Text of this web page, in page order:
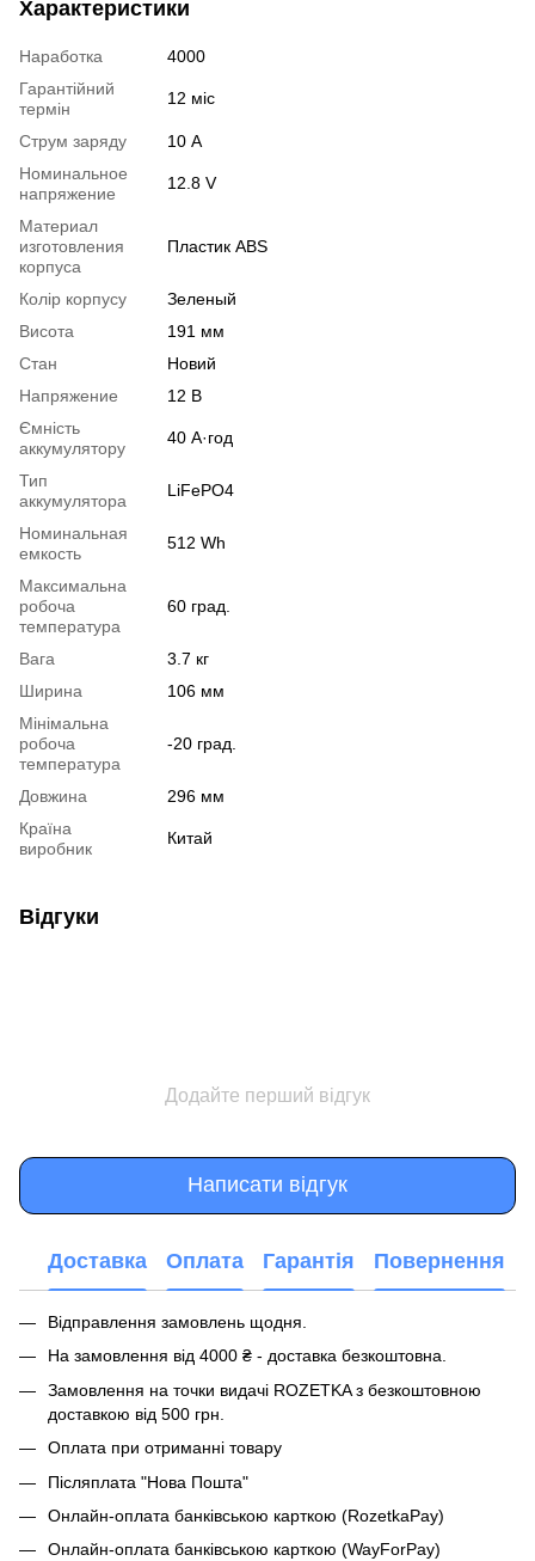
Характеристики
Наработка
4000
Гарантійний
термін
12 міс
Струм заряду
10 А
Номинальное
напряжение
12.8 V
Материал
изготовления
корпуса
Пластик ABS
Колір корпусу
Зеленый
Висота
191 мм
Стан
Новий
Напряжение
12 В
Ємність
аккумулятору
40 А·год
Тип
аккумулятора
LiFePO4
Номинальная
емкость
512 Wh
Максимальна
робоча
температура
60 град.
Вага
3.7 кг
Ширина
106 мм
Мінімальна
робоча
температура
-20 град.
Довжина
296 мм
Країна
виробник
Китай
Відгуки
Додайте перший відгук
Написати відгук
Доставка Оплата Гарантія Повернення
Відправлення замовлень щодня.
На замовлення від 4000 ₴ - доставка безкоштовна.
Замовлення на точки видачі ROZETKA з безкоштовною
доставкою від 500 грн.
Оплата при отриманні товару
Післяплата "Нова Пошта"
Онлайн-оплата банківською карткою (RozetkaPay)
Онлайн-оплата банківською карткою (WayForPay)